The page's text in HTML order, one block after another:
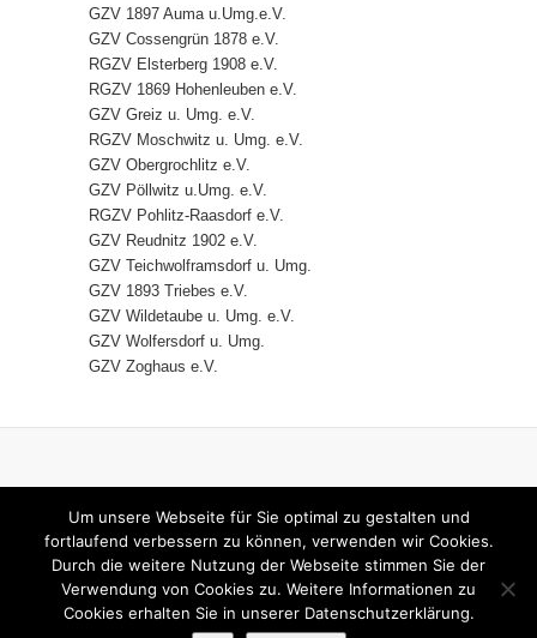
GZV 1897 Auma u.Umg.e.V.
GZV Cossengrün 1878 e.V.
RGZV Elsterberg 1908 e.V.
RGZV 1869 Hohenleuben e.V.
GZV Greiz u. Umg. e.V.
RGZV Moschwitz u. Umg. e.V.
GZV Obergrochlitz e.V.
GZV Pöllwitz u.Umg. e.V.
RGZV Pohlitz-Raasdorf e.V.
GZV Reudnitz 1902 e.V.
GZV Teichwolframsdorf u. Umg.
GZV 1893 Triebes e.V.
GZV Wildetaube u. Umg. e.V.
GZV Wolfersdorf u. Umg.
GZV Zoghaus e.V.
DATENSCHUTZERKLÄRUNG
KONTAKT
Um unsere Webseite für Sie optimal zu gestalten und
fortlaufend verbessern zu können, verwenden wir Cookies.
Durch die weitere Nutzung der Webseite stimmen Sie der
Verwendung von Cookies zu. Weitere Informationen zu
Cookies erhalten Sie in unserer Datenschutzerklärung.